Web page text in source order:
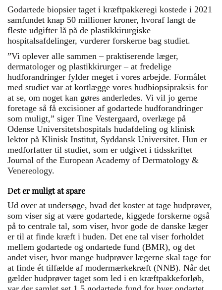
Godartede biopsier taget i kræftpakkeregi kostede i 2021
samfundet knap 50 millioner kroner, hvoraf langt de
fleste udgifter lå på de plastikkirurgiske
hospitalsafdelinger, vurderer forskerne bag studiet.
”Vi oplever alle sammen – praktiserende læger,
dermatologer og plastikkirurger – at fredelige
hudforandringer fylder meget i vores arbejde. Formålet
med studiet var at kortlægge vores hudbiopsipraksis for
at se, om noget kan gøres anderledes. Vi vil jo gerne
foretage så få excisioner af godartede hudforandringer
som muligt,” siger Tine Vestergaard, overlæge på
Odense Universitetshospitals hudafdeling og klinisk
lektor på Klinisk Institut, Syddansk Universitet. Hun er
medforfatter til studiet, som er udgivet i tidsskriftet
Journal of the European Academy of Dermatology &
Venereology.
Det er muligt at spare
Ud over at undersøge, hvad det koster at tage hudprøver,
som viser sig at være godartede, kiggede forskerne også
på to centrale tal, som viser, hvor gode de danske læger
er til at finde kræft i huden. Det ene tal viser forholdet
mellem godartede og ondartede fund (BMR), og det
andet viser, hvor mange hudprøver lægerne skal tage for
at finde ét tilfælde af modermærkekræft (NNB). Når det
gælder hudprøver taget som led i en kræftpakkeforløb,